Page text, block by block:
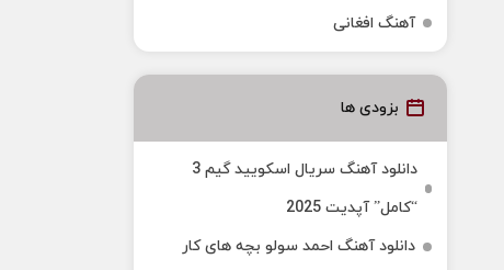
آهنگ افغانی
بزودی ها
دانلود آهنگ سریال اسکویید گیم 3
“کامل” آپدیت 2025
دانلود آهنگ احمد سولو بچه های کار